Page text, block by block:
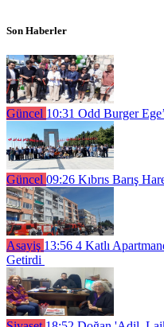
Son Haberler
Güncel 10:31 Odd Burger
Güncel 09:26 Kıbrıs Barış
Asayiş 13:56 4 Katlı
Getirdi